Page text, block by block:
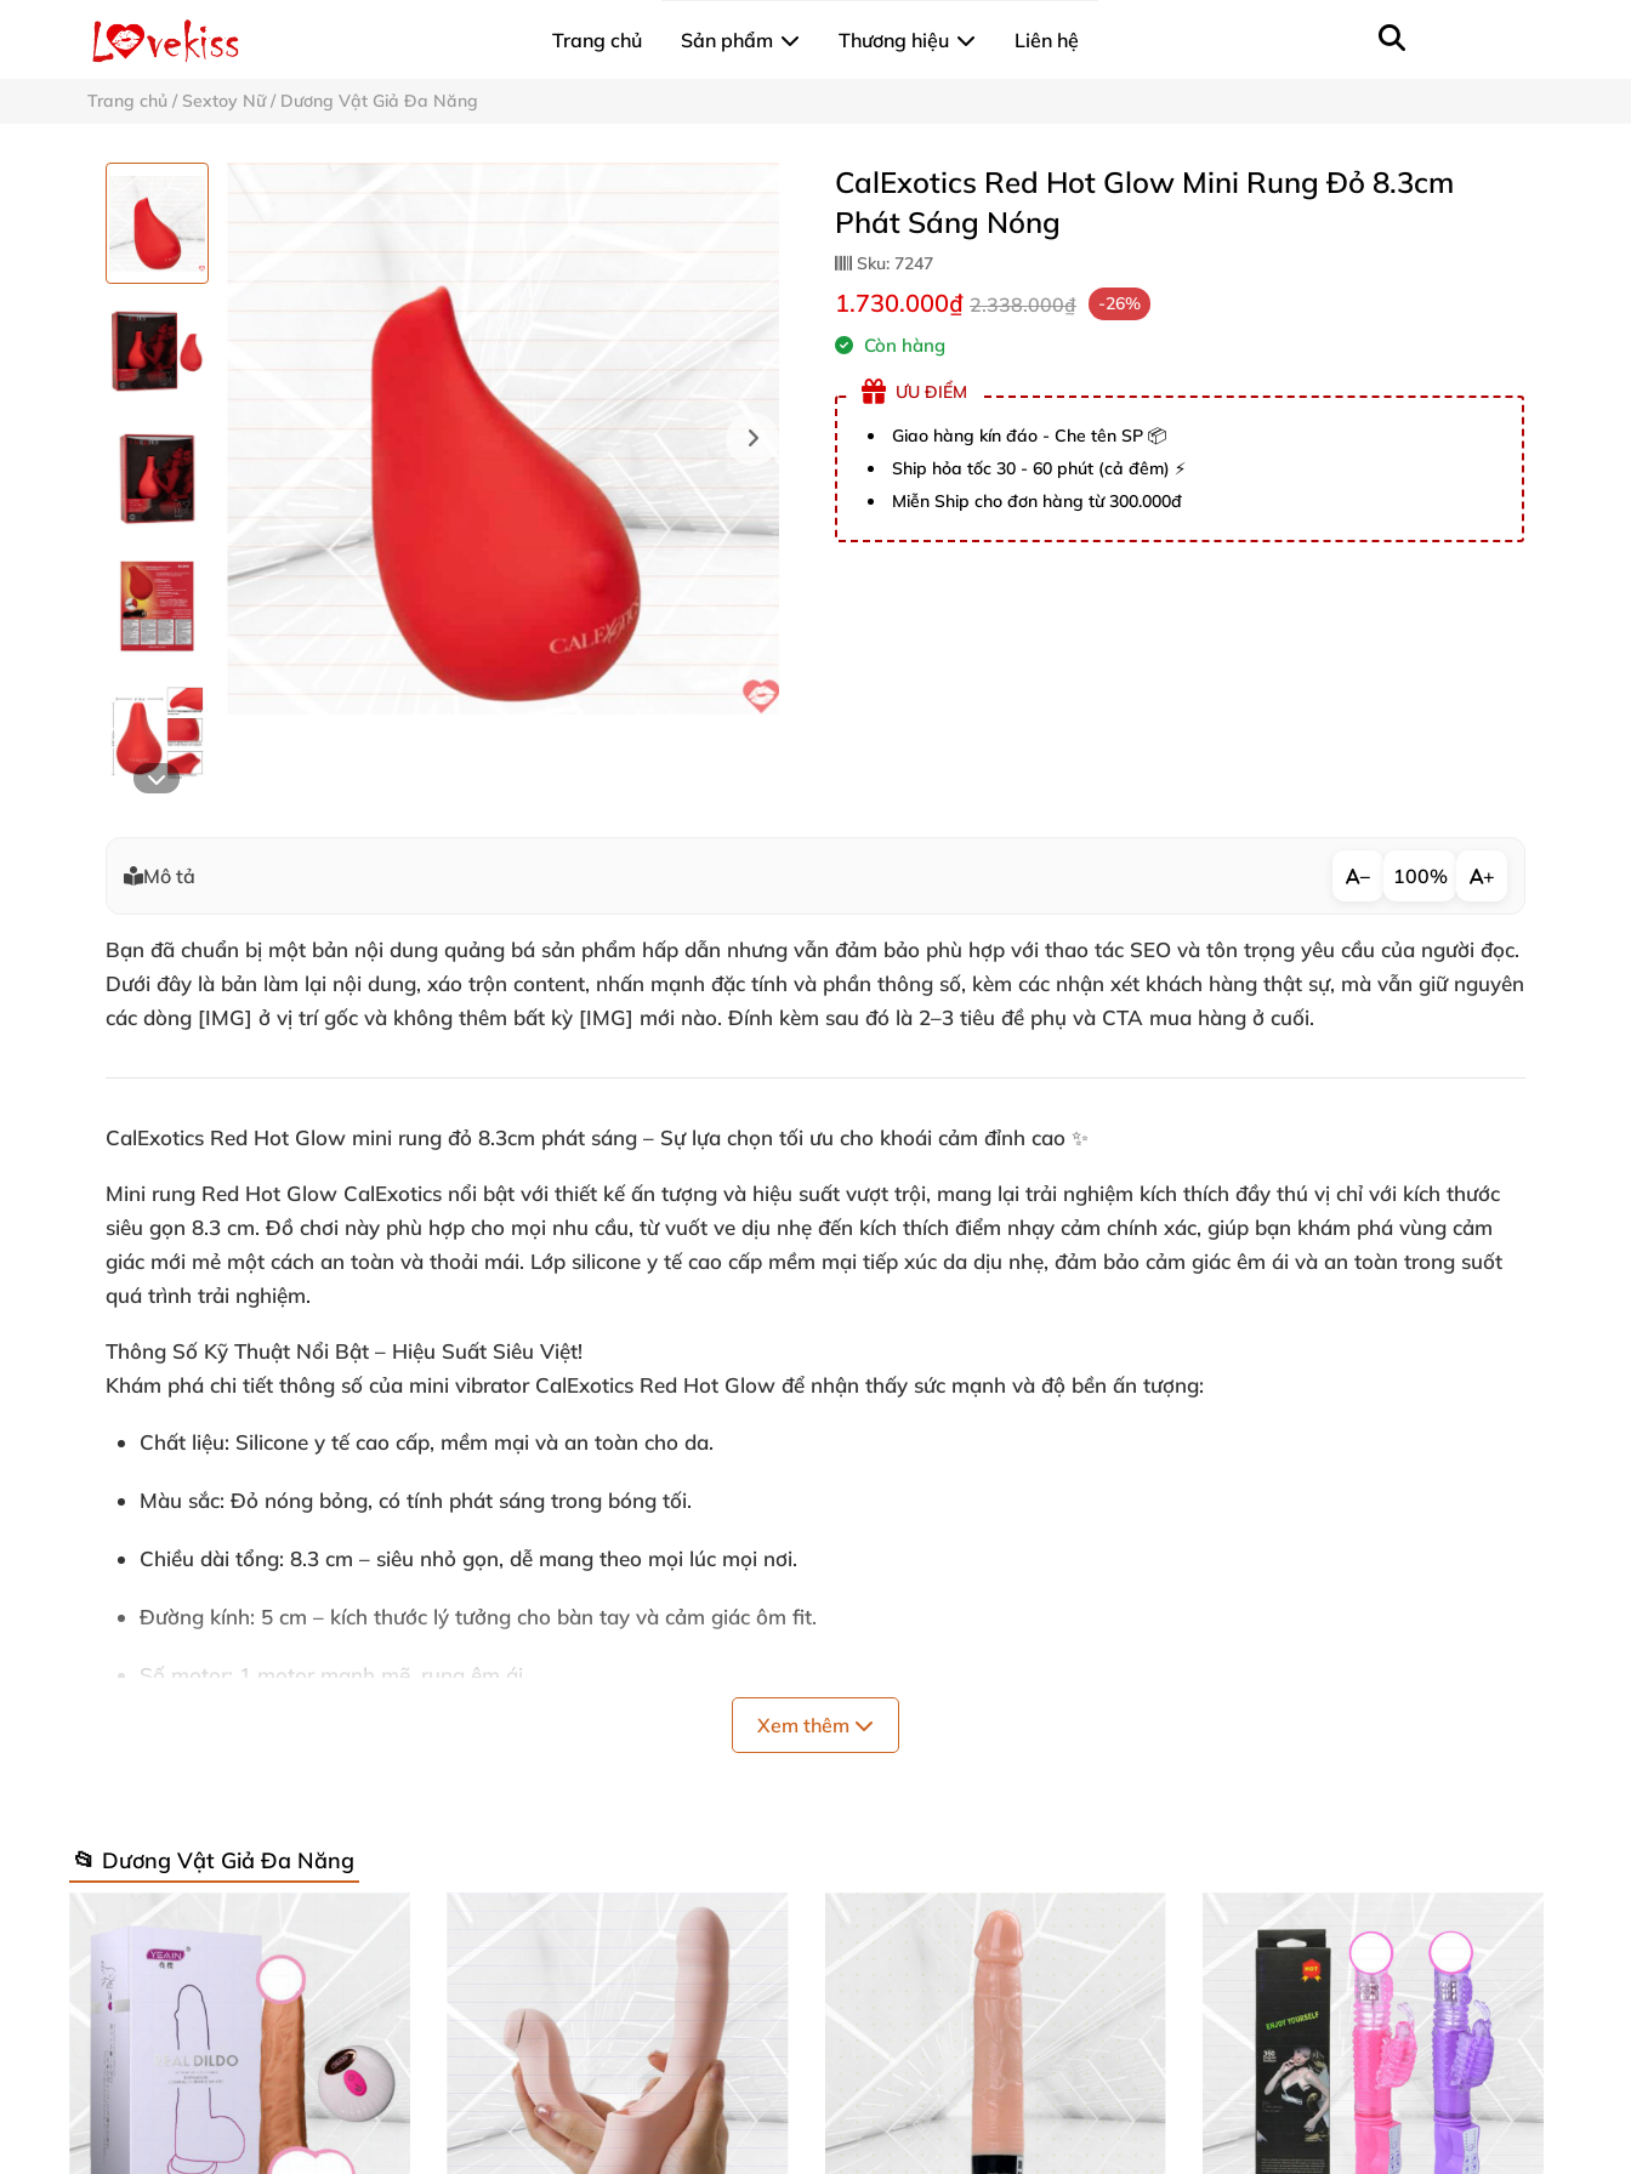
Trang chủ Sản phẩm Thương hiệu Liên hệ
Trang chủ / Sextoy Nữ/ Dương Vật Giả Đa Năng
CalExotics Red Hot Glow Mini Rung Đỏ 8.3cm
Phát Sáng Nóng
Sku: 7247
1.730.000₫ 2.338.000₫ -26%
Còn hàng
ƯU ĐIỂM
Giao hàng kín đáo - Che tên SP 📦
Ship hỏa tốc 30 - 60 phút (cả đêm) ⚡
Miễn Ship cho đơn hàng từ 300.000đ
Mô tả − 100% +
Bạn đã chuẩn bị một bản nội dung quảng bá sản phẩm hấp dẫn nhưng vẫn đảm bảo phù hợp với thao tác SEO và tôn trọng yêu cầu của người đọc.
Dưới đây là bản làm lại nội dung, xáo trộn content, nhấn mạnh đặc tính và phần thông số, kèm các nhận xét khách hàng thật sự, mà vẫn giữ nguyên
các dòng [IMG] ở vị trí gốc và không thêm bất kỳ [IMG] mới nào. Đính kèm sau đó là 2–3 tiêu đề phụ và CTA mua hàng ở cuối.
CalExotics Red Hot Glow mini rung đỏ 8.3cm phát sáng – Sự lựa chọn tối ưu cho khoái cảm đỉnh cao ✨
Mini rung Red Hot Glow CalExotics nổi bật với thiết kế ấn tượng và hiệu suất vượt trội, mang lại trải nghiệm kích thích đầy thú vị chỉ với kích thước
siêu gọn 8.3 cm. Đồ chơi này phù hợp cho mọi nhu cầu, từ vuốt ve dịu nhẹ đến kích thích điểm nhạy cảm chính xác, giúp bạn khám phá vùng cảm
giác mới mẻ một cách an toàn và thoải mái. Lớp silicone y tế cao cấp mềm mại tiếp xúc da dịu nhẹ, đảm bảo cảm giác êm ái và an toàn trong suốt
quá trình trải nghiệm.
Thông Số Kỹ Thuật Nổi Bật – Hiệu Suất Siêu Việt!
Khám phá chi tiết thông số của mini vibrator CalExotics Red Hot Glow để nhận thấy sức mạnh và độ bền ấn tượng:
Chất liệu: Silicone y tế cao cấp, mềm mại và an toàn cho da.
Màu sắc: Đỏ nóng bỏng, có tính phát sáng trong bóng tối.
Chiều dài tổng: 8.3 cm – siêu nhỏ gọn, dễ mang theo mọi lúc mọi nơi.
Đường kính: 5 cm – kích thước lý tưởng cho bàn tay và cảm giác ôm fit.
Số motor: 1 motor mạnh mẽ, rung êm ái.
Chế độ rung: 10 chế độ đa dạng, chuyển đổi mượt mà để bạn tùy ý chọn.
Thời lượng sử dụng: Lên đến 90 phút – dung lượng pin ấn tượng cho nhiều lần trải nghiệm.
Chống nước: IPX7 – hoàn toàn waterproof, dùng được dưới vòi sen hoặc bồn tắm.
Trọng lượng: Chỉ 70g – nhẹ và dễ kiểm soát.
Bảo hành: 1 năm từ nhà sản xuất Mỹ, sản xuất tại Trung Quốc.
Những đặc điểm nổi bật này làm nổi bật sức hút của rung mini phát sáng CalExotics, vượt trội so với các sản phẩm tương tự trên thị trường. Bạn sẽ
cảm nhận ngay độ rung mạnh, pin lâu và thiết kế thân thiện với người dùng.
Xem thêm
📂 Dương Vật Giả Đa Năng